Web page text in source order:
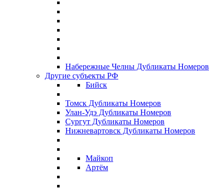
Набережные Челны Дубликаты Номеров
Другие субъекты РФ
Бийск
Томск Дубликаты Номеров
Улан-Удэ Дубликаты Номеров
Сургут Дубликаты Номеров
Нижневартовск Дубликаты Номеров
Майкоп
Артём